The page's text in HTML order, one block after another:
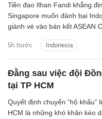
5h trước Indonesia
Tiền đạo Ilhan Fandi khẳng
Singapore muốn đánh bại
giành vé vào bán kết ASEAN
dành tặng NHM nhân dịp Quốc
Singapore.
Đằng sau việc đội
tại TP HCM
Quyết định chuyển “hộ khẩu”
HCM là những khó khăn kéo